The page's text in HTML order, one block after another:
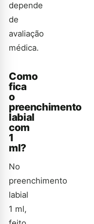
depende
de
avaliação
médica.
Como
fica
o
preenchimento
labial
com
1
ml?
No
preenchimento
labial
1 ml,